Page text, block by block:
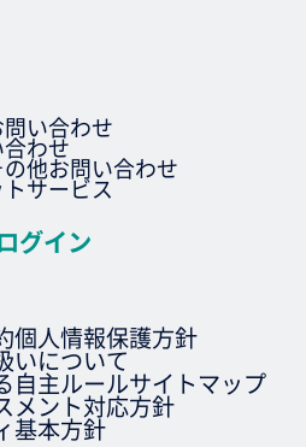
い合わせ
わせ
他お問い合わせ
サービス
グイン
個人情報保護方針
いについて
自主ルールサイトマップ
メント対応方針
基本方針